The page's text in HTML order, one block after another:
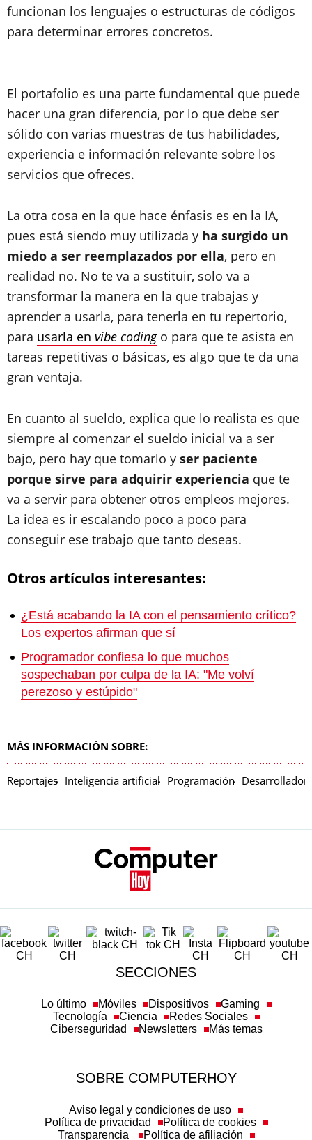
funcionan los lenguajes o estructuras de códigos
para determinar errores concretos.
El portafolio es una parte fundamental que puede
hacer una gran diferencia, por lo que debe ser
sólido con varias muestras de tus habilidades,
experiencia e información relevante sobre los
servicios que ofreces.
La otra cosa en la que hace énfasis es en la IA,
pues está siendo muy utilizada y ha surgido un
miedo a ser reemplazados por ella, pero en
realidad no. No te va a sustituir, solo va a
transformar la manera en la que trabajas y
aprender a usarla, para tenerla en tu repertorio,
para usarla en vibe codingo para que te asista en
tareas repetitivas o básicas, es algo que te da una
gran ventaja.
En cuanto al sueldo, explica que lo realista es que
siempre al comenzar el sueldo inicial va a ser
bajo, pero hay que tomarlo y ser paciente
porque sirve para adquirir experiencia que te
va a servir para obtener otros empleos mejores.
La idea es ir escalando poco a poco para
conseguir ese trabajo que tanto deseas.
Otros artículos interesantes:
¿Está acabando la IA con el pensamiento crítico?
Los expertos afirman que sí
Programador confiesa lo que muchos
sospechaban por culpa de la IA: "Me volví
perezoso y estúpido"
MÁS INFORMACIÓN SOBRE:
Reportajes Inteligencia artificial Programación
SECCIONES
Tecnología
Ciencia
Redes Sociales
Ciberseguridad
Newsletters Más temas
Política de privacidad
Política de cookies
Transparencia
Política de afiliación
Misión y valores
Suscripción